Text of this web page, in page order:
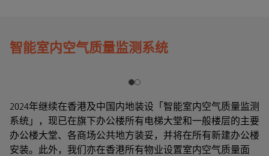
智能室内空气质量监测系统
2024年继续在香港及中国内地装设「智能室内空气质量监测
系统」，现已在旗下办公楼所有电梯大堂和一般楼层的主要
办公楼大堂、各商场公共地方装妥，并将在所有新建办公楼
安装。此外，我们亦在香港所有物业设置室内空气质量面